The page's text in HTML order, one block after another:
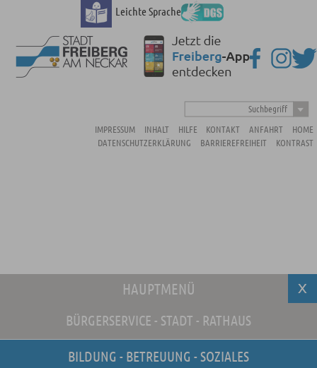
Leichte Sprache
Suchbegriff
IMPRESSUM
INHALT HILFE KONTAKT ANFAHRT
HOME
DATENSCHUTZERKLÄRUNG
BARRIEREFREIHEIT KONTRAST
HAUPTMENÜ
BÜRGERSERVICE - STADT - RATHAUS
BILDUNG - BETREUUNG - SOZIALES
Unsere Stellenangebote
Online-Terminvereinbarung